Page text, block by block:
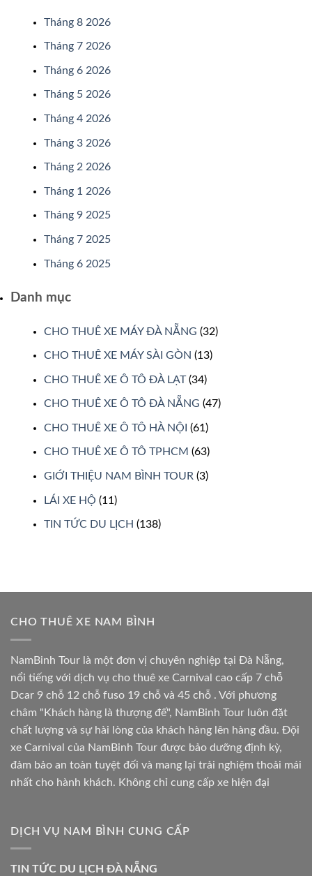
Tháng 8 2026
Tháng 7 2026
Tháng 6 2026
Tháng 5 2026
Tháng 4 2026
Tháng 3 2026
Tháng 2 2026
Tháng 1 2026
Tháng 9 2025
Tháng 7 2025
Tháng 6 2025
Danh mục
CHO THUÊ XE MÁY ĐÀ NẴNG (32)
CHO THUÊ XE MÁY SÀI GÒN (13)
CHO THUÊ XE Ô TÔ ĐÀ LẠT(34)
CHO THUÊ XE Ô TÔ ĐÀ NẴNG (47)
CHO THUÊ XE Ô TÔ HÀ NỘI (61)
CHO THUÊ XE Ô TÔ TPHCM (63)
GIỚI THIỆU NAM BÌNH TOUR (3)
LÁI XE HỘ (11)
TIN TỨC DU LỊCH (138)
CHO THUÊ XE NAM BÌNH
NamBinh Tour là một đơn vị chuyên nghiệp tại Đà Nẵng,
nổi tiếng với dịch vụ cho thuê xe Carnival cao cấp 7 chỗ
Dcar 9 chỗ 12 chỗ fuso 19 chỗ và 45 chỗ . Với phương
châm "Khách hàng là thượng đế", NamBinh Tour luôn đặt
chất lượng và sự hài lòng của khách hàng lên hàng đầu. Đội
xe Carnival của NamBinh Tour được bảo dưỡng định kỳ,
đảm bảo an toàn tuyệt đối và mang lại trải nghiệm thoải mái
nhất cho hành khách. Không chỉ cung cấp xe hiện đại
DỊCH VỤ NAM BÌNH CUNG CẤP
TIN TỨC DU LỊCH ĐÀ NẴNG